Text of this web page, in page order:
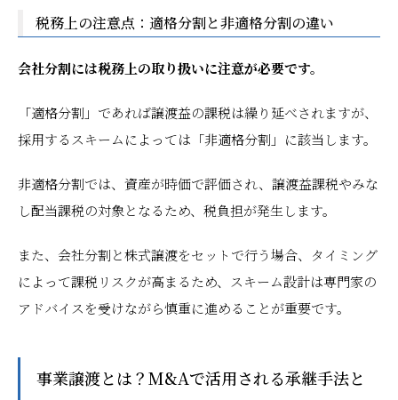
税務上の注意点：適格分割と非適格分割の違い
会社分割には税務上の取り扱いに注意が必要です。
「適格分割」であれば譲渡益の課税は繰り延べされますが、
採用するスキームによっては「非適格分割」に該当します。
非適格分割では、資産が時価で評価され、譲渡益課税やみな
し配当課税の対象となるため、税負担が発生します。
また、会社分割と株式譲渡をセットで行う場合、タイミング
によって課税リスクが高まるため、スキーム設計は専門家の
アドバイスを受けながら慎重に進めることが重要です。
事業譲渡とは？M&Aで活用される承継手法と